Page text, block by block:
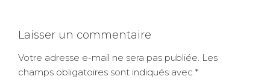
Laisser un commentaire
Votre adresse e-mail ne sera pas publiée. Les
champs obligatoires sont indiqués avec *